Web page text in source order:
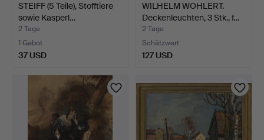
STEIFF (5 Teile), Stofftiere
sowie Kasperl…
2 Tage
1 Gebot
37 USD
WILHELM WOHLERT.
Deckenleuchten, 3 Stk., f…
2 Tage
Schätzwert
127 USD